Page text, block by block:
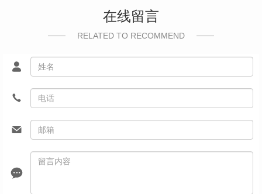
在线留言
RELATED TO RECOMMEND